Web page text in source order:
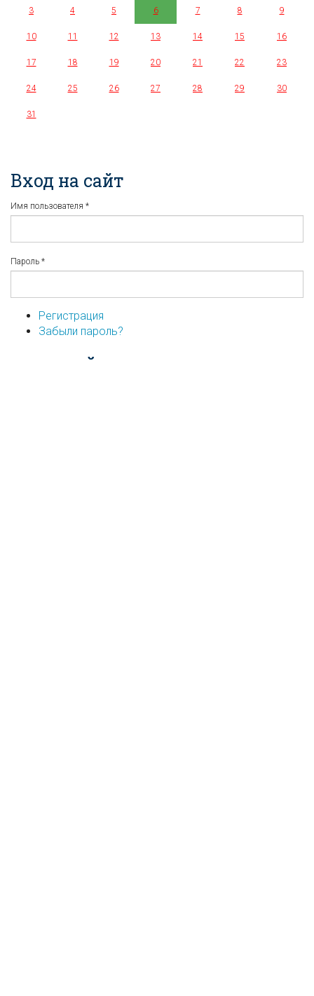
3 4 5 6 7 8 9
10 11 12 13 14 15 16
17 18 19 20 21 22 23
24 25 26 27 28 29 30
31
Вход на сайт
Имя пользователя *
Пароль *
Регистрация
Забыли пароль?
...или войдите используя